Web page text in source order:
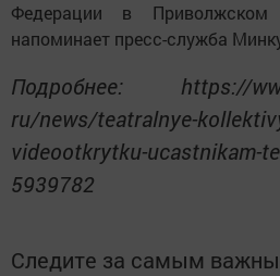
Федерации в Приволжском
напоминает пресс-служба
Подробнее: https://
ru/news/teatralnye-
videootkrytku-ucastnikam-
5939782
Следите за самым